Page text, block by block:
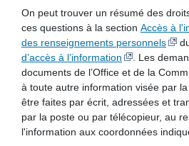
On peut trouver un résumé des
ces questions à la section Accès à
des renseignements personnels
d’accès à l’information
. Les
documents de l’Office et de la
à toute autre information visée par la
être faites par écrit, adressées et
par la poste ou par télécopieur, au
l'information aux coordonnées